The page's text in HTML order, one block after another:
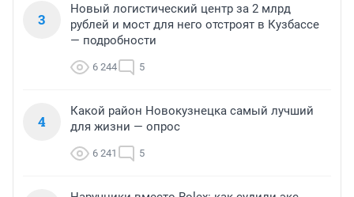
3
Новый логистический центр за 2 млрд
рублей и мост для него отстроят в Кузбассе
— подробности
6 244 5
4
Какой район Новокузнецка самый лучший
для жизни — опрос
6 241 5